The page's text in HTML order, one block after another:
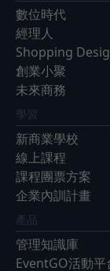
數位時代
經理人
Shopping
創業小聚
未來商務
學習
新商業學校
線上課程
課程團票方案
企業內訓計畫
產品
管理知識庫
EventGO活動平